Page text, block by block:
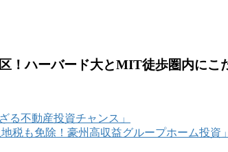
！ハーバード大とMIT徒歩圏内にこ
る不動産投資チャンス」
税も免除！豪州高収益グループホーム投資